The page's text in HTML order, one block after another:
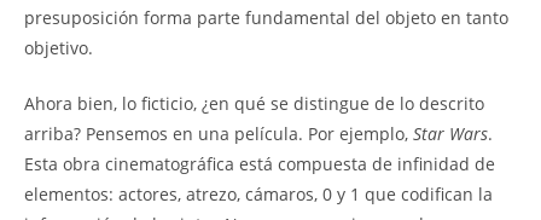
presuposición forma parte fundamental del objeto en tanto
objetivo.
Ahora bien, lo ficticio, ¿en qué se distingue de lo descrito
arriba? Pensemos en una película. Por ejemplo, Star Wars.
Esta obra cinematográfica está compuesta de infinidad de
elementos: actores, atrezo, cámaros, 0 y 1 que codifican la